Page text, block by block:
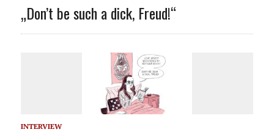
„Don’t be such a dick, Freud!“
INTERVIEW